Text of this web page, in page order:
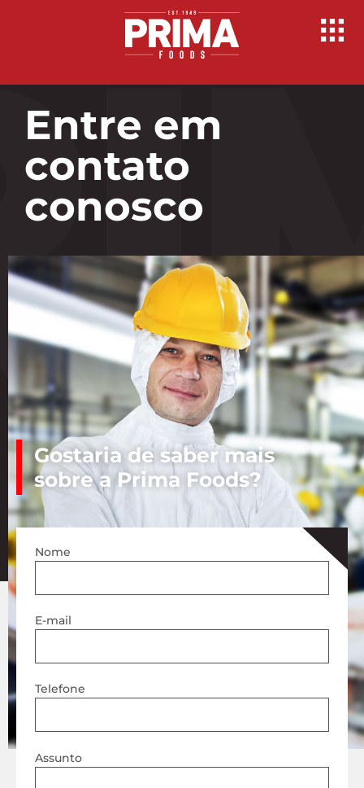
Entre em
contato
conosco
Gostaria de saber mais
sobre a Prima Foods?
Nome
E-mail
Telefone
Assunto